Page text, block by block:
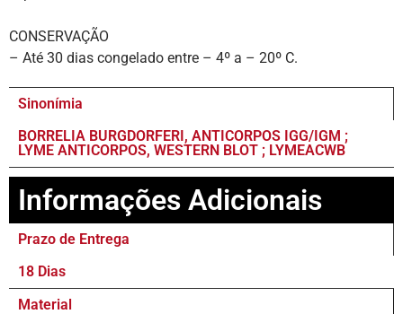
CONSERVAÇÃO
– Até 30 dias congelado entre – 4º a – 20º C.
Sinonímia
BORRELIA BURGDORFERI, ANTICORPOS IGG/IGM ;
LYME ANTICORPOS, WESTERN BLOT ; LYMEACWB
Informações Adicionais
Prazo de Entrega
18 Dias
Material